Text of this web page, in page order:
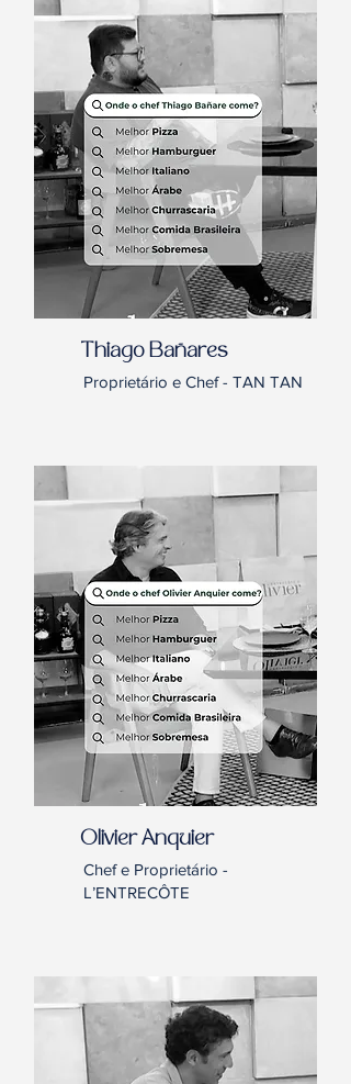
Thiago Bañares
Proprietário e Chef - TAN TAN
Olivier Anquier
Chef e Proprietário -
L’ENTRECÔTE